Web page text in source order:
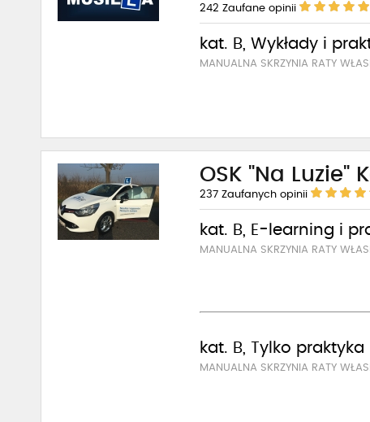
242 Zaufane opinii
kat. B, Wykłady i
MANUALNA SKRZYNIA RATY
OSK "Na Luzie"
237 Zaufanych opinii
kat. B, E-learning i
MANUALNA SKRZYNIA RATY
kat. B, Tylko praktyka
MANUALNA SKRZYNIA RATY